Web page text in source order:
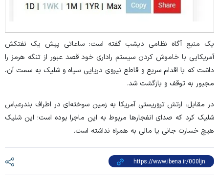
یک منبع آگاه نظامی دیشب گفته است: ساعاتی پیش یک نفتکش
آمریکایی با خاموش کردن سیستم راداری خود قصد عبور از تنگه هرمز را
داشت که با اقدام سریع و قاطع نیروی دریایی سپاه و شلیک به سمت آن،
مجبور به توقف و بازگشت شد.
در مقابل، ارتش تروریستی آمریکا به زمین سوخته‌ای در اطراف بندرعباس
شلیک کرد که صدای انفجار‌ها مربوط به این ماجرا بوده است؛ این شلیک
هیچ خسارت جانی یا مالی به همراه نداشته است.